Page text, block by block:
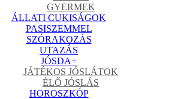
GYERMEK
ÁLLATI CUKISÁGOK
PASISZEMMEL
SZÓRAKOZÁS
UTAZÁS
JÓSDA+
JÁTÉKOS JÓSLÁTOK
ÉLŐ JÓSLÁS
HOROSZKÓP